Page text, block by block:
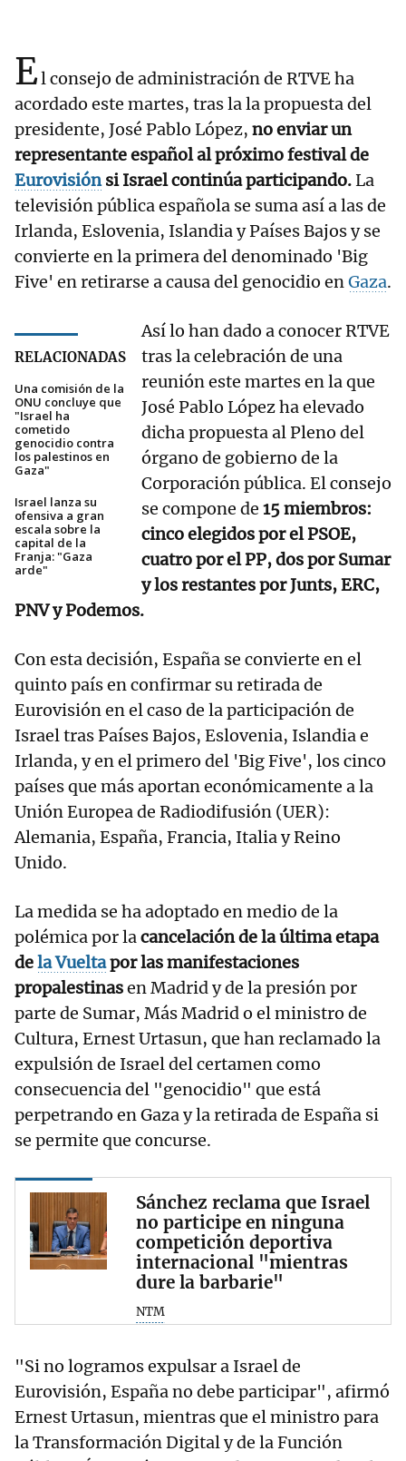
El consejo de administración de RTVE ha
acordado este martes, tras la la propuesta del
presidente, José Pablo López, no enviar un
representante español al próximo festival de
Eurovisiónsi Israel continúa participando.La
televisión pública española se suma así a las de
Irlanda, Eslovenia, Islandia y Países Bajos y se
convierte en la primera del denominado 'Big
Five' en retirarse a causa del genocidio enGaza.
RELACIONADAS
Una comisión de la
ONU concluye que
"Israel ha
cometido
genocidio contra
los palestinos en
Gaza"
Israel lanza su
ofensiva a gran
escala sobre la
capital de la
Franja: "Gaza
arde"
Así lo han dado a conocer RTVE
tras la celebración de una
reunión este martes en la que
José Pablo López ha elevado
dicha propuesta al Pleno del
órgano de gobierno de la
Corporación pública. El consejo
se compone de 15 miembros:
cinco elegidos por el PSOE,
cuatro por el PP, dos por Sumar
y los restantes por Junts, ERC,
PNV y Podemos.
Con esta decisión, España se convierte en el
quinto país en confirmar su retirada de
Eurovisión en el caso de la participación de
Israel tras Países Bajos, Eslovenia, Islandia e
Irlanda, y en el primero del 'Big Five', los cinco
países que más aportan económicamente a la
Unión Europea de Radiodifusión (UER):
Alemania, España, Francia, Italia y Reino
Unido.
La medida se ha adoptado en medio de la
polémica por lacancelación de la última etapa
dela Vueltapor las manifestaciones
propalestinasen Madrid y de la presión por
parte de Sumar, Más Madrid o el ministro de
Cultura, Ernest Urtasun, que han reclamado la
expulsión de Israel del certamen como
consecuencia del "genocidio" que está
perpetrando en Gaza y la retirada de España si
se permite que concurse.
Sánchez reclama que Israel
no participe en ninguna
competición deportiva
internacional "mientras
dure la barbarie"
NTM
"Si no logramos expulsar a Israel de
Eurovisión, España no debe participar", afirmó
Ernest Urtasun, mientras que el ministro para
la Transformación Digital y de la Función